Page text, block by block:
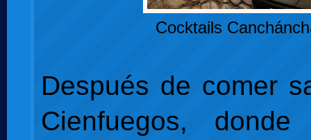
Cocktails
Después de comer
Cienfuegos,